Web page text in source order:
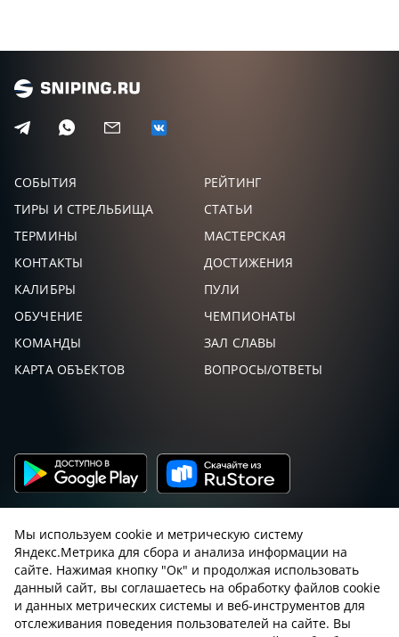
СОБЫТИЯ
РЕЙТИНГ
ТИРЫ И СТРЕЛЬБИЩА
СТАТЬИ
ТЕРМИНЫ
МАСТЕРСКАЯ
КОНТАКТЫ
ДОСТИЖЕНИЯ
КАЛИБРЫ
ПУЛИ
ОБУЧЕНИЕ
ЧЕМПИОНАТЫ
КОМАНДЫ
ЗАЛ СЛАВЫ
КАРТА ОБЪЕКТОВ
ВОПРОСЫ/ОТВЕТЫ
Пользовательское соглашение с sniping.ru
Правила снайпинга Закон об оружии
Мы используем cookie и метрическую систему
Яндекс.Метрика для сбора и анализа информации на
сайте. Нажимая кнопку "Ок" и продолжая использовать
данный сайт, вы соглашаетесь на обработку файлов cookie
и данных метрических системы и веб-инструментов для
отслеживания поведения пользователей на сайте. Вы